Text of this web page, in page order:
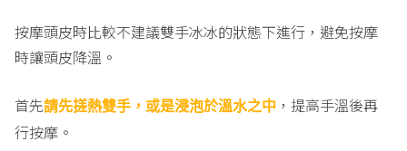
按摩頭皮時比較不建議雙手冰冰的狀態下進行，避免按摩
時讓頭皮降溫。
首先請先搓熱雙手，或是浸泡於溫水之中 ，提高手溫後再
行按摩。